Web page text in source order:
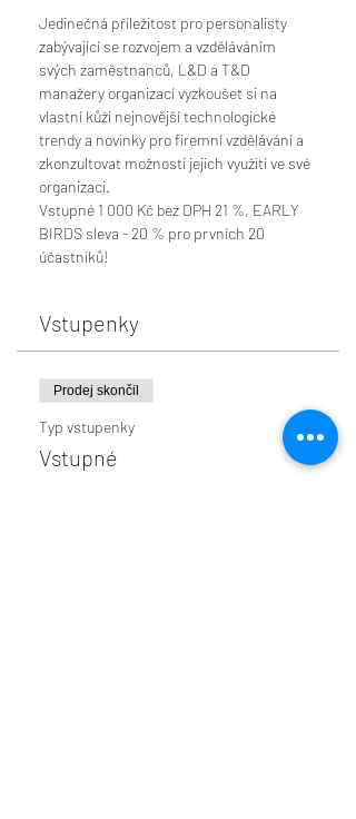
Jedinečná příležitost pro personalisty
zabývající se rozvojem a vzděláváním
svých zaměstnanců, L&D a T&D
manažery organizací vyzkoušet si na
vlastní kůži nejnovější technologické
trendy a novinky pro firemní vzdělávání a
zkonzultovat možnosti jejich využití ve své
organizaci.
Vstupné 1 000 Kč bez DPH 21 %, EARLY
BIRDS sleva - 20 % pro prvních 20
účastníků!
Vstupenky
Prodej skončil
Typ vstupenky
Vstupné